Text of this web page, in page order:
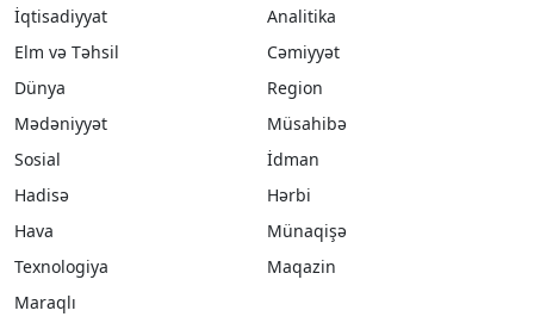
İqtisadiyyat
Analitika
Elm və Təhsil
Cəmiyyət
Dünya
Region
Mədəniyyət
Müsahibə
Sosial
İdman
Hadisə
Hərbi
Hava
Münaqişə
Texnologiya
Maqazin
Maraqlı